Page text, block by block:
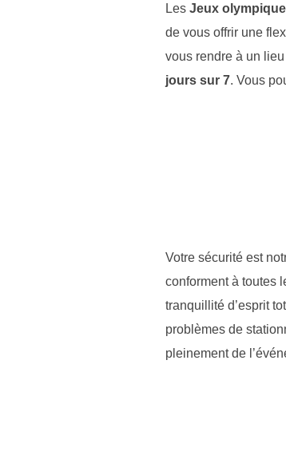
Les Jeux
de vous offrir une
vous rendre à un
jours sur 7. Vous
Votre sécurité est
conforment à toutes
tranquillité d’esprit
problèmes de
pleinement de